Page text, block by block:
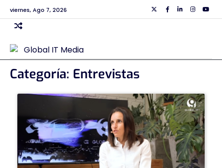
Skip
to
content
viernes, Ago 7, 2026 TwiiterFacebook
Linkedin
Categoría: Entrevistas